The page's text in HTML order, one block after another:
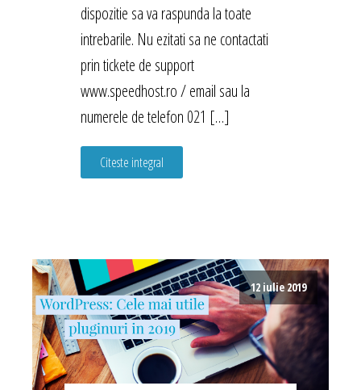
dispozitie sa va raspunda la toate
intrebarile. Nu ezitati sa ne contactati
prin tickete de support
www.speedhost.ro / email sau la
numerele de telefon 021 […]
Citeste integral
12 iulie 2019